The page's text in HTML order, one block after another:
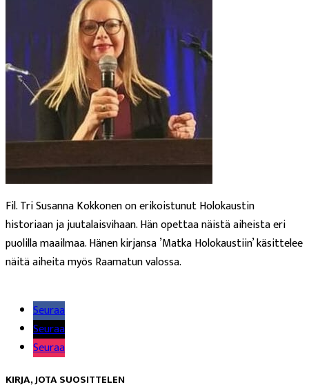
Fil. Tri Susanna Kokkonen on erikoistunut Holokaustin
historiaan ja juutalaisvihaan. Hän opettaa näistä aiheista eri
puolilla maailmaa. Hänen kirjansa ’Matka Holokaustiin’ käsittelee
näitä aiheita myös Raamatun valossa.
Seuraa
Seuraa
Seuraa
KIRJA, JOTA SUOSITTELEN